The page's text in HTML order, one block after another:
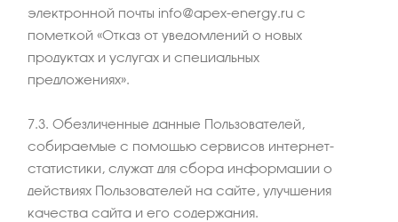
электронной почты info@apex-energy.ru с
пометкой «Отказ от уведомлений о новых
продуктах и услугах и специальных
предложениях».
7.3. Обезличенные данные Пользователей,
собираемые с помощью сервисов интернет-
статистики, служат для сбора информации о
действиях Пользователей на сайте, улучшения
качества сайта и его содержания.